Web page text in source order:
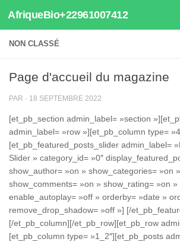
Au dessous du contenu
AfriqueBio+22961007412
NON CLASSÉ
Page d'accueil du magazine
PAR · 18 SEPTEMBRE 2022
[et_pb_section admin_label= »section
admin_label= »row »][et_pb_column type=
[et_pb_featured_posts_slider admin_label=
Slider » category_id= »0″
show_author= »on » show_categories= »on »
show_comments= »on » show_rating= »on
enable_autoplay= »off » orderby= »date »
remove_drop_shadow= »off »] [/
[/et_pb_column][/et_pb_row][et_pb_row
[et_pb_column type= »1_2″][et_pb_posts